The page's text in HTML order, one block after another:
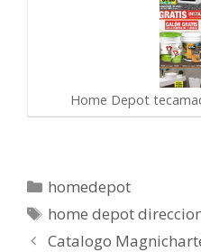
Home Depot
Categorías
homedepot
Etiquetas
home depot
Catalogo